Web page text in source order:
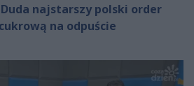
najstarszy polski order
na odpuście